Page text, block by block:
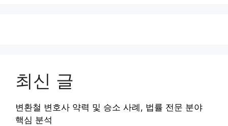
최신 글
변환철 변호사 약력 및 승소 사례, 법률 전문 분야
핵심 분석